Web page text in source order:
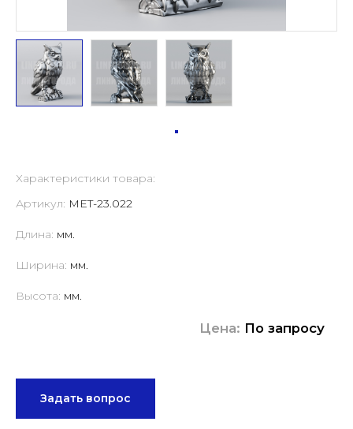
Характеристики товара:
Артикул: MET-23.022
Длина: мм.
Ширина: мм.
Высота: мм.
Цена: По запросу
Задать вопрос